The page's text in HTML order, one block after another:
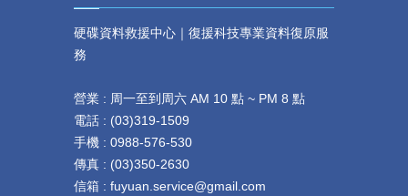
硬碟資料救援中心｜復援科技專業資料復原服
務
營業 : 周一至到周六 AM 10 點 ~ PM 8 點
電話 : (03)319-1509
手機 : 0988-576-530
傳真 : (03)350-2630
信箱 : fuyuan.service@gmail.com